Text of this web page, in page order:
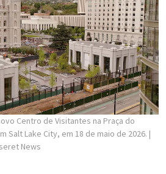
Centro de Visitantes na Praça do
Salt Lake City, em 18 de maio de 2026. |
News